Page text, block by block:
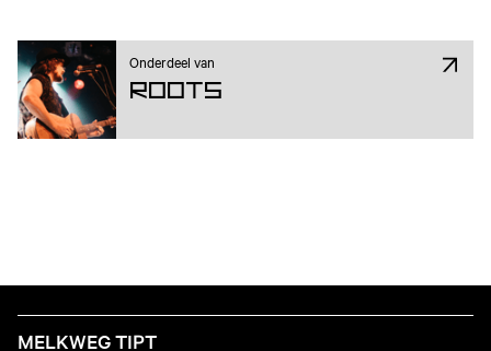
Onderdeel van
ROOTS
MELKWEG TIPT